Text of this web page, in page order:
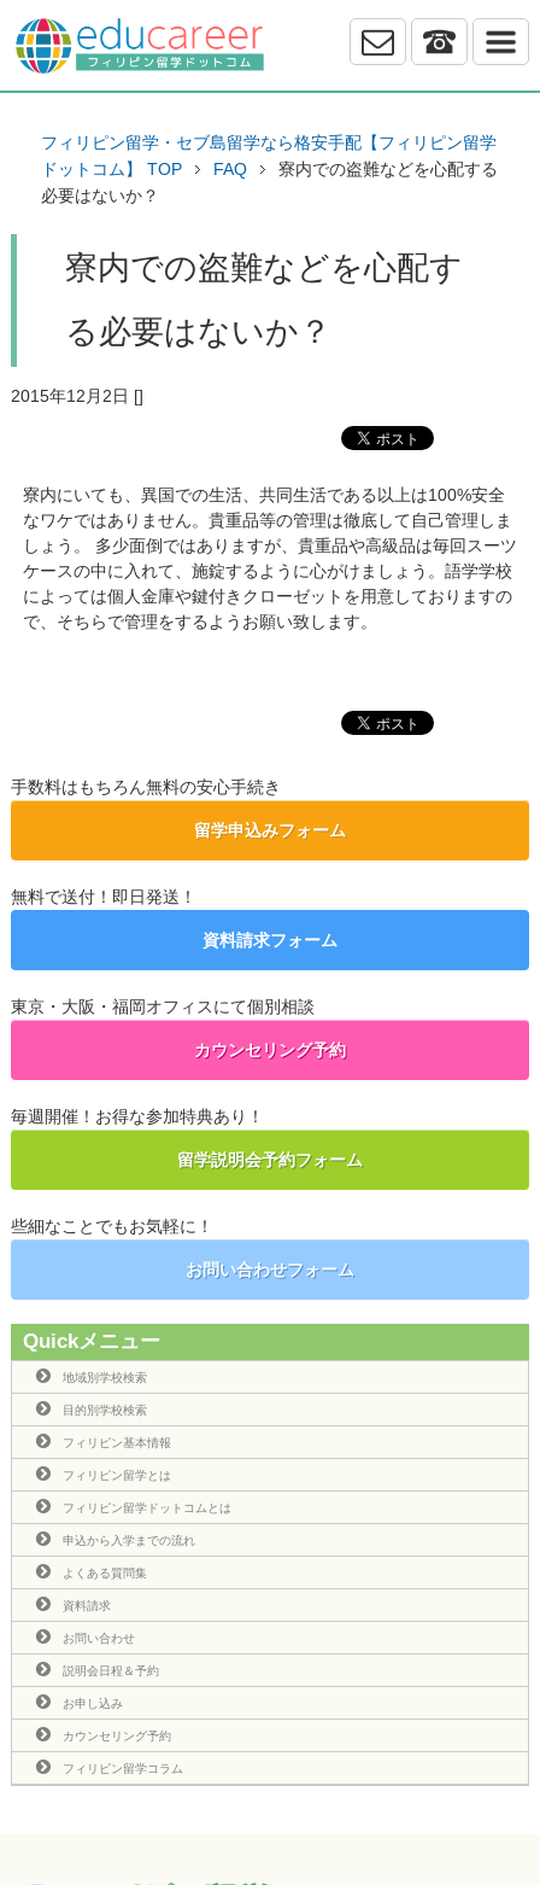
フィリピン留学・セブ島留学なら格安手配【フィリピン留学
ドットコム】 TOP
FAQ
寮内での盗難などを心配する
必要はないか？
寮内での盗難などを心配す
る必要はないか？
2015年12月2日 []
寮内にいても、異国での生活、共同生活である以上は100%安全
なワケではありません。貴重品等の管理は徹底して自己管理しま
しょう。 多少面倒ではありますが、貴重品や高級品は毎回スーツ
ケースの中に入れて、施錠するように心がけましょう。語学学校
によっては個人金庫や鍵付きクローゼットを用意しておりますの
で、そちらで管理をするようお願い致します。
手数料はもちろん無料の安心手続き
留学申込みフォーム
無料で送付！即日発送！
資料請求フォーム
東京・大阪・福岡オフィスにて個別相談
カウンセリング予約
毎週開催！お得な参加特典あり！
留学説明会予約フォーム
些細なことでもお気軽に！
お問い合わせフォーム
Quickメニュー
地域別学校検索
目的別学校検索
フィリピン基本情報
フィリピン留学とは
フィリピン留学ドットコムとは
申込から入学までの流れ
よくある質問集
資料請求
お問い合わせ
説明会日程＆予約
お申し込み
カウンセリング予約
フィリピン留学コラム